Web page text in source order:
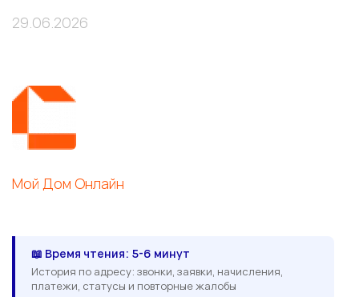
29.06.2026
Мой Дом Онлайн
📖 Время чтения: 5-6 минут
История по адресу: звонки, заявки, начисления,
платежи, статусы и повторные жалобы